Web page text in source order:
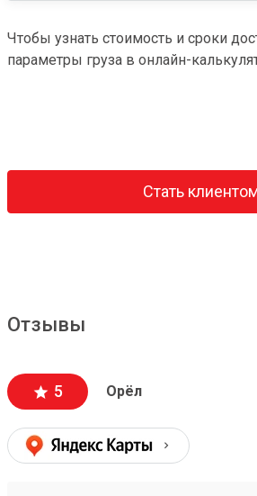
Чтобы узнать стоимость и сроки
параметры груза в онлайн-
Стать
Отзывы
5 Орёл